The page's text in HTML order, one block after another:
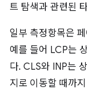
트 탐색과 관련된
일부 측정항목은
예를 들어 LCP는
다. CLS와 INP는
지로 이동할 때까